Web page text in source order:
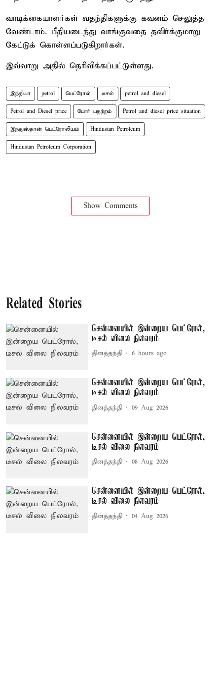
வாடிக்கையாளர்கள் வதந்திகளுக்கு கவனம் செலுத்த
வேண்டாம். பீதியடைந்து வாங்குவதை தவிர்க்குமாறு
கேட்டுக் கொள்ளப்படுகிறார்கள்.
இவ்வாறு அதில் தெரிவிக்கப்பட்டுள்ளது.
இந்தியா petrol பெட்ரோல் டீசல் petrol and diesel
Petrol and Diesel price போர் பதற்றம் Petrol and diesel price situation
இந்துஸ்தான் பெட்ரோலியம் Hindustan Petroleum
Hindustan Petroleum Corporation
Show Comments
Related Stories
சென்னையில் இன்றைய பெட்ரோல்,
டீசல் விலை நிலவரம்
தினத்தந்தி 6 hours ago
சென்னையில் இன்றைய பெட்ரோல்,
டீசல் விலை நிலவரம்
தினத்தந்தி 09 Aug 2026
சென்னையில் இன்றைய பெட்ரோல்,
டீசல் விலை நிலவரம்
தினத்தந்தி 08 Aug 2026
சென்னையில் இன்றைய பெட்ரோல்,
டீசல் விலை நிலவரம்
தினத்தந்தி 04 Aug 2026